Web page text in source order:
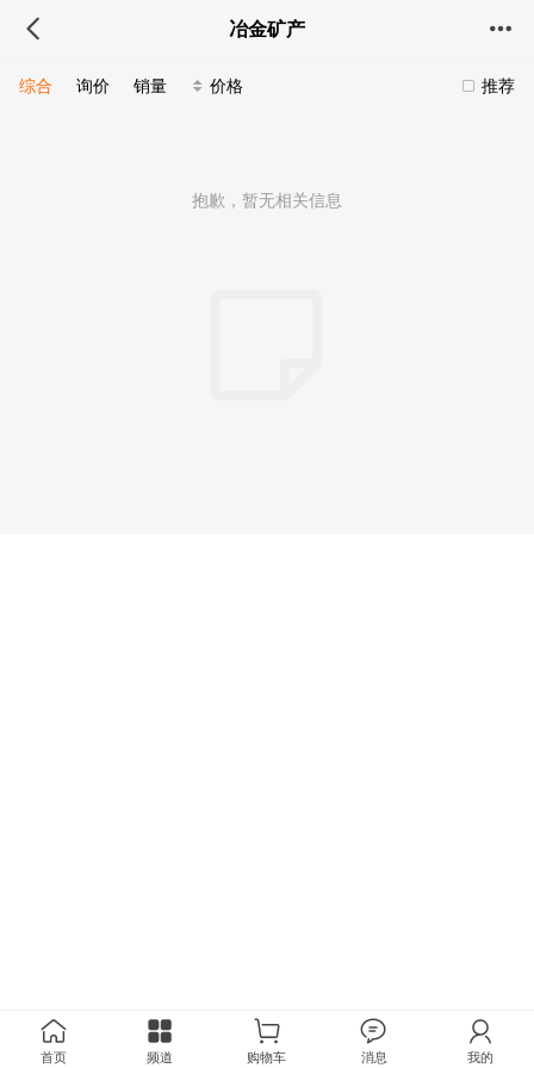
冶金矿产
推荐
综合 询价 销量 价格
抱歉，暂无相关信息
首页 频道 购物车 消息 我的